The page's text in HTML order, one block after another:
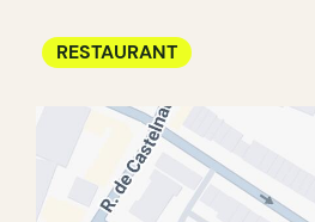
RESTAURANT